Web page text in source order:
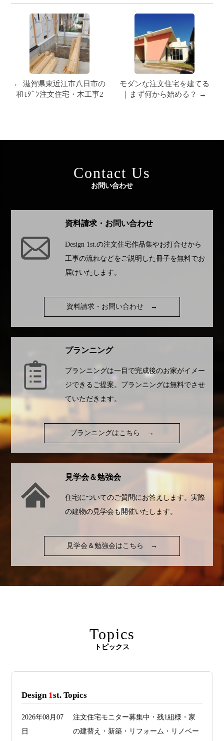
← 滋賀県東近江市八日市の
和ﾓﾀﾞﾝ注文住宅・木工事2
モダンな注文住宅を建てる
｜まず何から始める？ →
Contact Us
お問い合わせ
資料請求・お問い合わせ
Design 1st.の注文住宅作品集やお打合せから
工事の流れなどをご説明した冊子を無料でお
届けいたします。
資料請求・お問い合わせ →
プランニング
プランニングは一目で完成後のお家がイメー
ジできるご提案。プランニングは無料でさせ
ていただきます。
プランニングはこちら →
見学会＆勉強会
住宅についてのご質問にお答えします。実際
の建物の見学会も開催いたします。
見学会＆勉強会はこちら →
Topics
トピックス
Design 1st. Topics
2026年08月07
日
注文住宅モニター募集中・残1組様・家
の建替え・新築・リフォーム・リノベー